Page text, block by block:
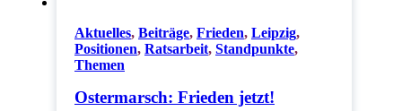
Aktuelles, Beiträge, Frieden, Leipzig,
Positionen, Ratsarbeit, Standpunkte,
Themen
Ostermarsch: Frieden jetzt!